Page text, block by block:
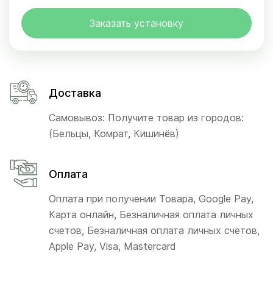
Заказать установку
Доставка
Самовывоз: Получите товар из городов:
(Бельцы, Комрат, Кишинёв)
Оплата
Оплата при получении Товара, Google Pay,
Карта онлайн, Безналичная оплата личных
счетов, Безналичная оплата личных счетов,
Apple Pay, Visa, Mastercard